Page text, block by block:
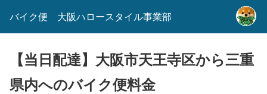
バイク便 大阪ハロースタイル事業部
【当日配達】大阪市天王寺区から三重
県内へのバイク便料金